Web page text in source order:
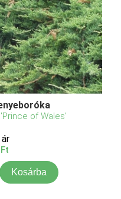
of Wales'
Kosárba